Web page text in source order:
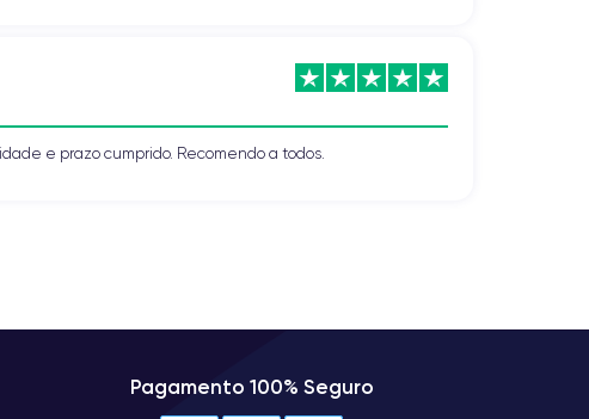
e prazo cumprido. Recomendo a todos.
Pagamento 100% Seguro